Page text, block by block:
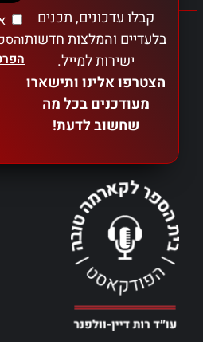
קבלו עדכונים, תכנים
בלעדיים והמלצות חדשות
ישירות למייל.
הצטרפו אלינו ותישארו
מעודכנים בכל מה
שחשוב לדעת!